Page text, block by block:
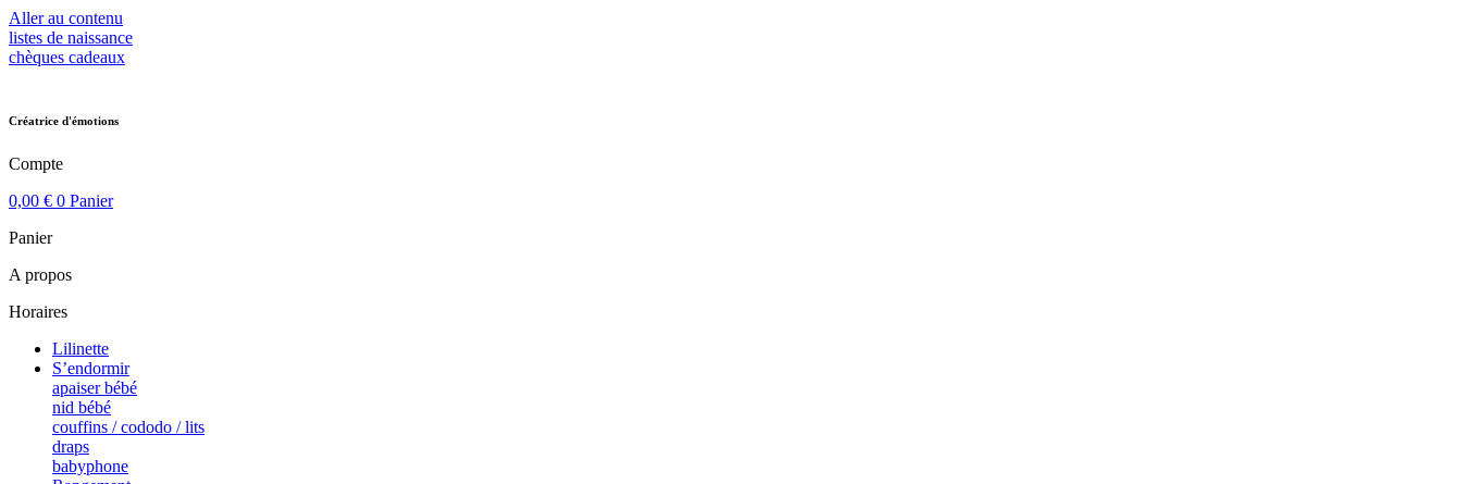
Aller au contenu
listes de naissance
chèques cadeaux
Créatrice d'émotions
Compte
0,00 € 0 Panier
Panier
A propos
Horaires
Lilinette
S’endormir
apaiser bébé
nid bébé
couffins / cododo / lits
draps
babyphone